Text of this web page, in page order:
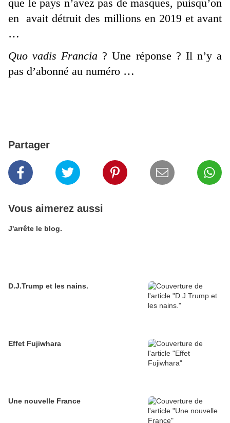
que le pays n’avez pas de masques, puisqu’on
en avait détruit des millions en 2019 et avant
…
Quo vadis Francia ? Une réponse ? Il n’y a
pas d’abonné au numéro …
Partager
Vous aimerez aussi
J'arrête le blog.
D.J.Trump et les nains.
Effet Fujiwhara
Une nouvelle France